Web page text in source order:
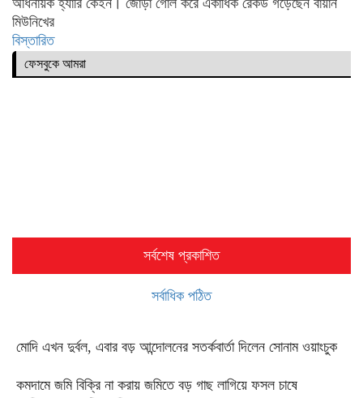
অধিনায়ক হ্যারি কেইন। জোড়া গোল করে একাধিক রেকর্ড গড়েছেন বায়ার্ন
মিউনিখের
বিস্তারিত
ফেসবুকে আমরা
সর্বশেষ প্রকাশিত
সর্বাধিক পঠিত
মোদি এখন দুর্বল, এবার বড় আন্দোলনের সতর্কবার্তা দিলেন সোনাম ওয়াংচুক
কমদামে জমি বিক্রি না করায় জমিতে বড় গাছ লাগিয়ে ফসল চাষে